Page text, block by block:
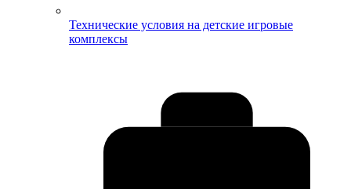
Технические условия на детские игровые
комплексы